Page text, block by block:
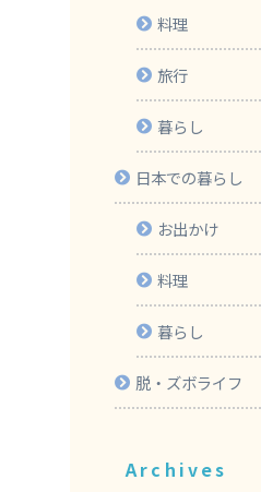
料理
旅行
暮らし
日本での暮らし
お出かけ
料理
暮らし
脱・ズボライフ
Archives